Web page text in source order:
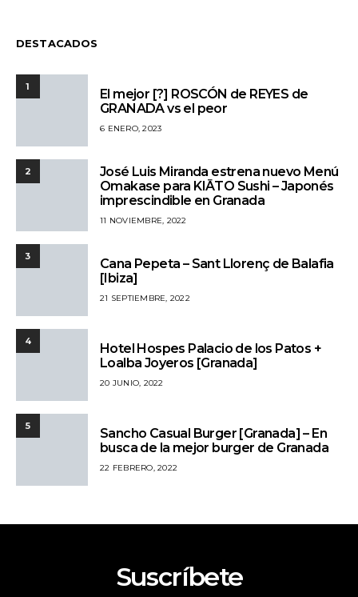
DESTACADOS
1
El mejor [?] ROSCÓN de REYES de
GRANADA vs el peor
6 ENERO, 2023
2
José Luis Miranda estrena nuevo Menú
Omakase para KIĀTO Sushi – Japonés
imprescindible en Granada
11 NOVIEMBRE, 2022
3
Cana Pepeta – Sant Llorenç de Balafia
[Ibiza]
21 SEPTIEMBRE, 2022
4
Hotel Hospes Palacio de los Patos +
Loalba Joyeros [Granada]
20 JUNIO, 2022
5
Sancho Casual Burger [Granada] – En
busca de la mejor burger de Granada
22 FEBRERO, 2022
Suscríbete